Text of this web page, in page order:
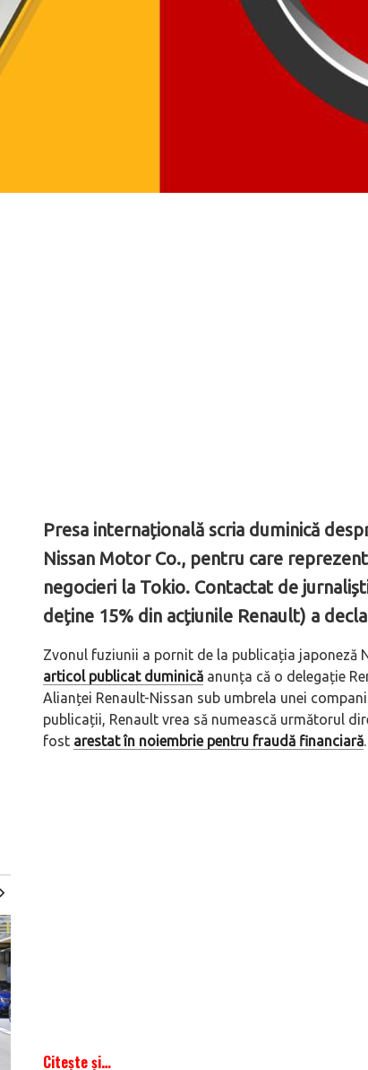
Presa internațională scria duminică
Nissan Motor Co., pentru care
negocieri la Tokio. Contactat de
deține 15% din acțiunile Renault) a
Zvonul fuziunii a pornit de la publicația japoneză
articol publicat duminicăanunța că o delegație
Alianței Renault-Nissan sub umbrela unei
publicații, Renault vrea să numească următorul
fost arestat în noiembrie pentru fraudă financiară.
Citește și…